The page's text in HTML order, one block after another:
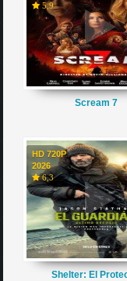
5,9
Scream 7
HD 720P
2026
6,3
Shelter: El